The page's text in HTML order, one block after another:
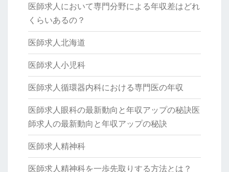
医師求人において専門分野による年収差はどれ
くらいあるの？
医師求人北海道
医師求人小児科
医師求人循環器内科における専門医の年収
医師求人眼科の最新動向と年収アップの秘訣医
師求人の最新動向と年収アップの秘訣
医師求人精神科
医師求人精神科を一歩先取りする方法とは？